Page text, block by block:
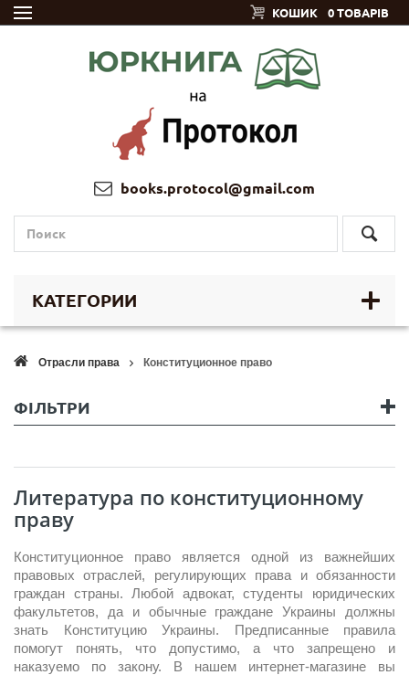
КОШИК 0 ТОВАРІВ
books.protocol@gmail.com
КАТЕГОРИИ
Отрасли права Конституционное право
ФІЛЬТРИ
Литература по конституционному
праву
Конституционное право является одной из важнейших
правовых отраслей, регулирующих права и обязанности
граждан страны. Любой адвокат, студенты юридических
факультетов, да и обычные граждане Украины должны
знать Конституцию Украины. Предписанные правила
помогут понять, что допустимо, а что запрещено и
наказуемо по закону. В нашем интернет-магазине вы